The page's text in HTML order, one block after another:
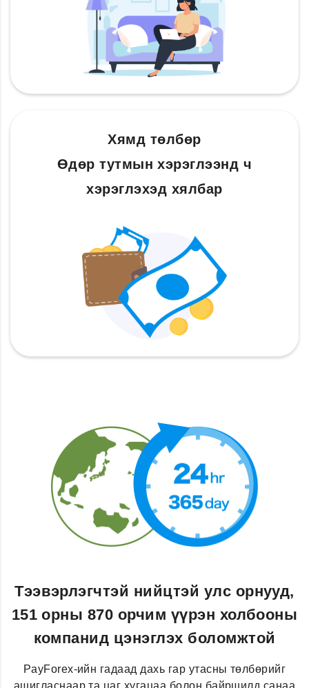
Хямд төлбөр
Өдөр тутмын хэрэглээнд ч
хэрэглэхэд хялбар
Тээвэрлэгчтэй нийцтэй улс орнууд,
151 орны 870 орчим үүрэн холбооны
компанид цэнэглэх боломжтой
PayForex-ийн гадаад дахь гар утасны төлбөрийг
ашигласнаар та цаг хугацаа болон байршилд санаа